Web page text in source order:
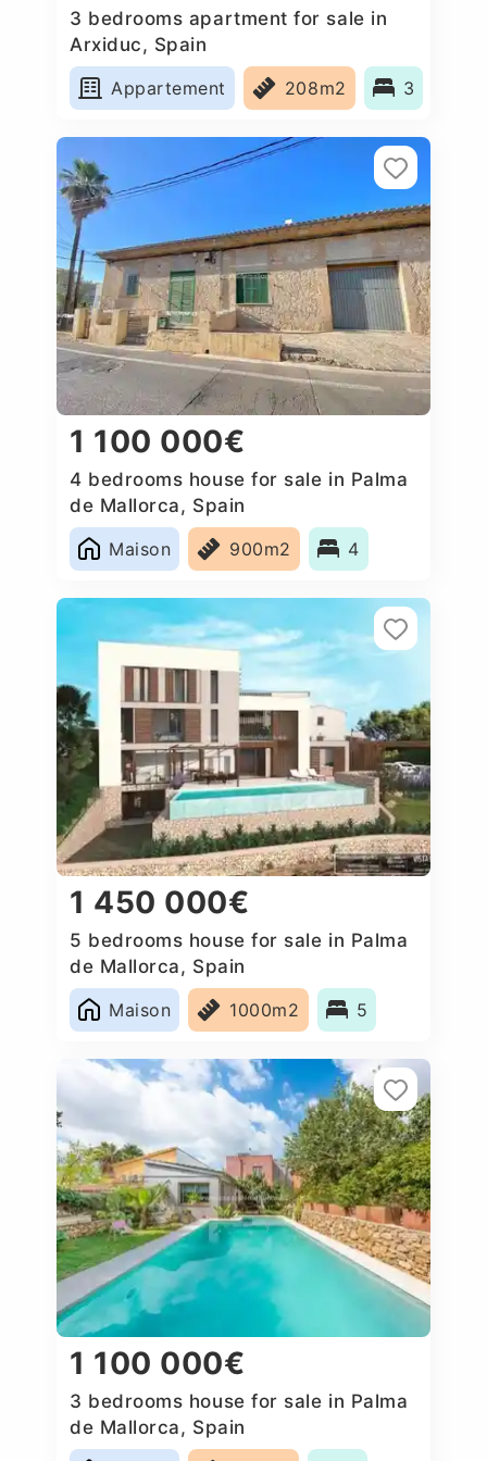
3 bedrooms apartment for sale in
Arxiduc, Spain
Appartement
208m2 3
1 100 000€
4 bedrooms house for sale in Palma
de Mallorca, Spain
Maison
900m2 4
1 450 000€
5 bedrooms house for sale in Palma
de Mallorca, Spain
Maison
1000m2 5
1 100 000€
3 bedrooms house for sale in Palma
de Mallorca, Spain